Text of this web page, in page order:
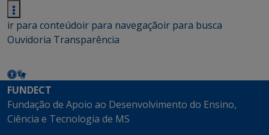
ir para conteúdoir para navegaçãoir para busca
Ouvidoria Transparência
FUNDECT
Fundação de Apoio ao Desenvolvimento do Ensino,
Ciência e Tecnologia de MS